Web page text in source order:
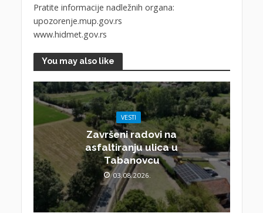
Pratite informacije nadležnih organa:
upozorenje.mup.gov.rs
www.hidmet.gov.rs
You may also like
VESTI
Završeni radovi na
asfaltiranju ulica u
Tabanovcu
03.08.2026.